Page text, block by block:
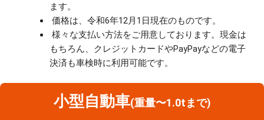
ます。
価格は、令和6年12月1日現在のものです。
様々な支払い方法をご用意しております。現金は
もちろん、クレジットカードやPayPayなどの電子
決済も車検時に利用可能です。
小型自動車(重量〜1.0tまで)